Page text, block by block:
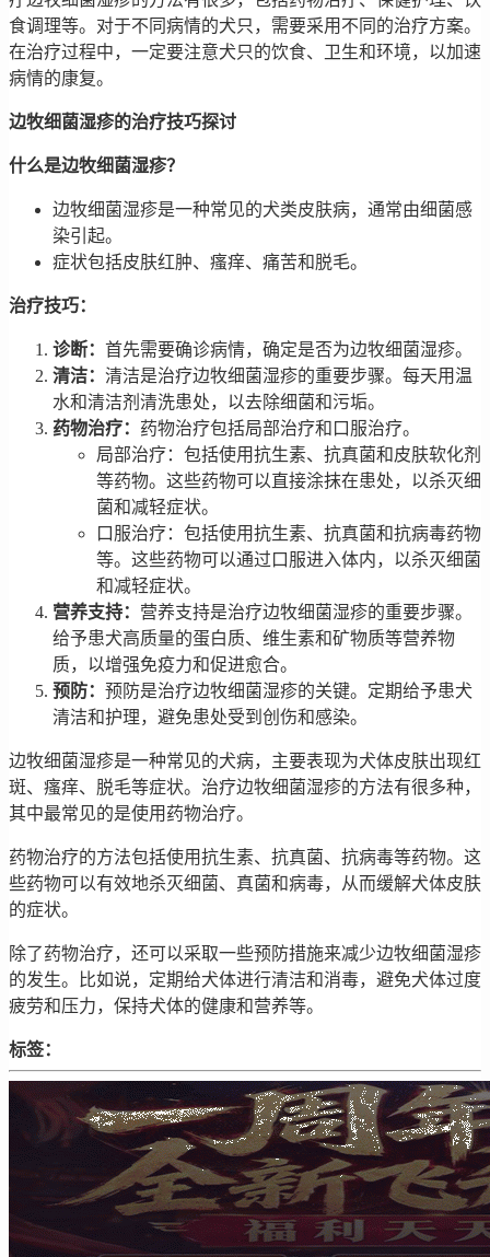
食调理等。对于不同病情的犬只，需要采用不同的治疗方案。
在治疗过程中，一定要注意犬只的饮食、卫生和环境，以加速
病情的康复。
边牧细菌湿疹的治疗技巧探讨
什么是边牧细菌湿疹？
边牧细菌湿疹是一种常见的犬类皮肤病，通常由细菌感
染引起。
症状包括皮肤红肿、瘙痒、痛苦和脱毛。
治疗技巧：
诊断： 首先需要确诊病情，确定是否为边牧细菌湿疹。
清洁： 清洁是治疗边牧细菌湿疹的重要步骤。每天用温
水和清洁剂清洗患处，以去除细菌和污垢。
药物治疗： 药物治疗包括局部治疗和口服治疗。
局部治疗：包括使用抗生素、抗真菌和皮肤软化剂
等药物。这些药物可以直接涂抹在患处，以杀灭细
菌和减轻症状。
口服治疗：包括使用抗生素、抗真菌和抗病毒药物
等。这些药物可以通过口服进入体内，以杀灭细菌
和减轻症状。
营养支持： 营养支持是治疗边牧细菌湿疹的重要步骤。
给予患犬高质量的蛋白质、维生素和矿物质等营养物
质，以增强免疫力和促进愈合。
预防： 预防是治疗边牧细菌湿疹的关键。定期给予患犬
清洁和护理，避免患处受到创伤和感染。
边牧细菌湿疹是一种常见的犬病，主要表现为犬体皮肤出现红
斑、瘙痒、脱毛等症状。治疗边牧细菌湿疹的方法有很多种，
其中最常见的是使用药物治疗。
药物治疗的方法包括使用抗生素、抗真菌、抗病毒等药物。这
些药物可以有效地杀灭细菌、真菌和病毒，从而缓解犬体皮肤
的症状。
除了药物治疗，还可以采取一些预防措施来减少边牧细菌湿疹
的发生。比如说，定期给犬体进行清洁和消毒，避免犬体过度
疲劳和压力，保持犬体的健康和营养等。
标签：